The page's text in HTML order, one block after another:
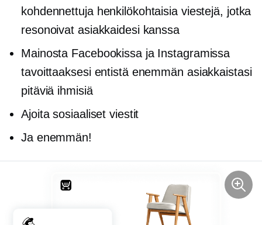
kohdennettuja henkilökohtaisia ​​viestejä, jotka
resonoivat asiakkaidesi kanssa
Mainosta Facebookissa ja Instagramissa
tavoittaaksesi entistä enemmän asiakkaistasi
pitäviä ihmisiä
Ajoita sosiaaliset viestit
Ja enemmän!